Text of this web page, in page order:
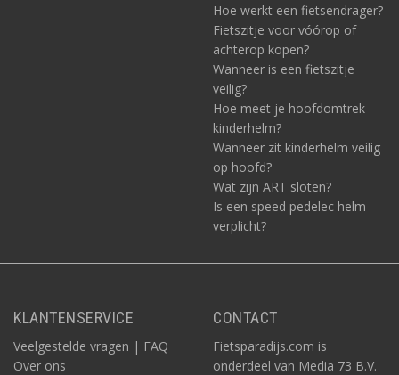
Hoe werkt een fietsendrager?
Fietszitje voor vóórop of
achterop kopen?
Wanneer is een fietszitje
veilig?
Hoe meet je hoofdomtrek
kinderhelm?
Wanneer zit kinderhelm veilig
op hoofd?
Wat zijn ART sloten?
Is een speed pedelec helm
verplicht?
KLANTENSERVICE
Veelgestelde vragen | FAQ
Over ons
CONTACT
Fietsparadijs.com is
onderdeel van Media 73 B.V.